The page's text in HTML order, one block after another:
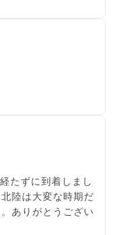
たずに到着しまし
陸は大変な時期だ
ありがとうござい